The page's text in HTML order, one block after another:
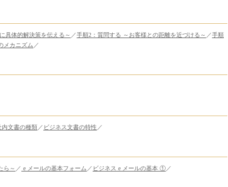
具体的解決策を伝える～ ／手順2：質問する ～お客様との距離を近づける～ ／手順
メカニズム ／
内文書の種類 ／ ビジネス文書の特性 ／
ら～ ／ e メールの基本フォーム ／ ビジネス e メールの基本 ① ／